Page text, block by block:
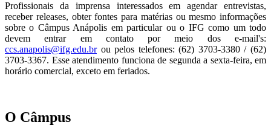
Profissionais da imprensa interessados em agendar entrevistas,
receber releases, obter fontes para matérias ou mesmo informações
sobre o Câmpus Anápolis em particular ou o IFG como um todo
devem entrar em contato por meio dos e-mail's:
ccs.anapolis@ifg.edu.brou pelos telefones: (62) 3703-3380 / (62)
3703-3367. Esse atendimento funciona de segunda a sexta-feira, em
horário comercial, exceto em feriados.
O Câmpus